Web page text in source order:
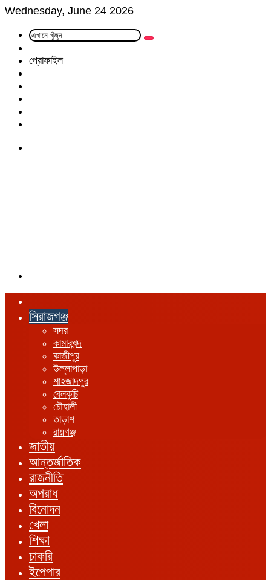
Wednesday, June 24 2026
এখানে
Article
প্রোফাইল
সিরাজগঞ্জ
সদর
কামারখন্দ
কাজীপুর
উল্লাপাড়া
শাহজাদপুর
বেলকুচি
চৌহালী
তাড়াশ
রায়গঞ্জ
জাতীয়
আন্তর্জাতিক
রাজনীতি
অপরাধ
বিনোদন
খেলা
শিক্ষা
চাকরি
ইপেপার